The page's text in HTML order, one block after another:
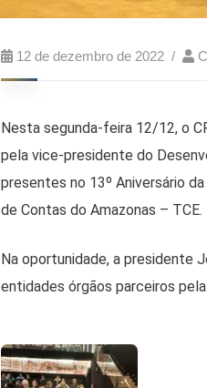
12 de dezembro de 2022
Nesta segunda-feira 12/12, o
pela vice-presidente do
presentes no 13º Aniversário
de Contas do Amazonas – TCE.
Na oportunidade, a presidente
entidades órgãos parceiros